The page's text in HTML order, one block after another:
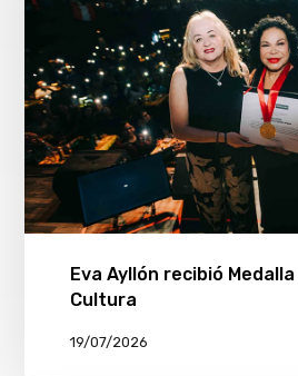
Eva Ayllón recibió
Cultura
19/07/2026